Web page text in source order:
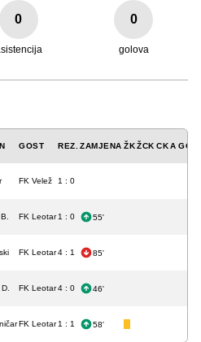
0 0
golova
GOST REZ. ZAMJENA ŽKŽCK CKA GOL
FK Velež 1 : 0
FK Leotar 1 : 0 55'
FK Leotar4 : 1 85'
FK Leotar4 : 0 46'
FK Leotar 1 : 1 58'